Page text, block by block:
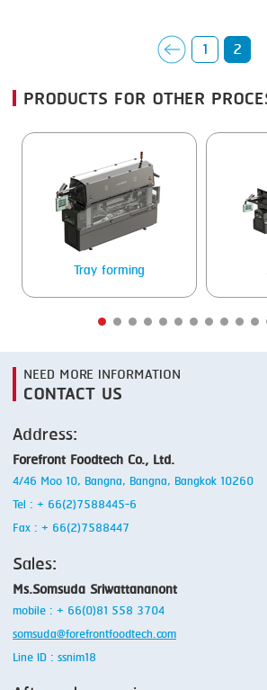
1 2
PRODUCTS FOR OTHER
Tray forming
NEED MORE INFORMATION
CONTACT US
Address:
Forefront Foodtech Co., Ltd.
4/46 Moo 10, Bangna, Bangna, Bangkok 10260
Tel : + 66(2)7588445-6
Fax : + 66(2)7588447
Sales:
Ms.Somsuda Sriwattananont
mobile : + 66(0)81 558 3704
somsuda@forefrontfoodtech.com
Line ID : ssnim18